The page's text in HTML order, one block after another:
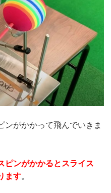
ンがかかって飛んでいきま
ピンがかかるとスライス
ます。